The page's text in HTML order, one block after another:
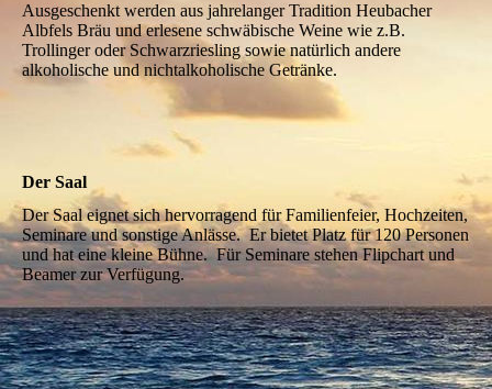
Ausgeschenkt werden aus jahrelanger Tradition Heubacher
Albfels Bräu und erlesene schwäbische Weine wie z.B.
Trollinger oder Schwarzriesling sowie natürlich andere
alkoholische und nichtalkoholische Getränke.
Der Saal
Der Saal eignet sich hervorragend für Familienfeier, Hochzeiten,
Seminare und sonstige Anlässe. Er bietet Platz für 120 Personen
und hat eine kleine Bühne. Für Seminare stehen Flipchart und
Beamer zur Verfügung.